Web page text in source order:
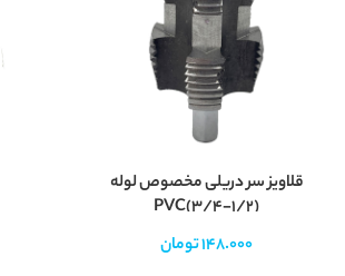
قلاویز سر دریلی مخصوص لوله
PVC(3/4-1/2)
148.000تومان